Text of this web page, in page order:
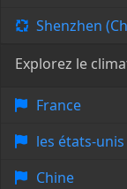
Shenzhen
Explorez le
France
les états-
Chine